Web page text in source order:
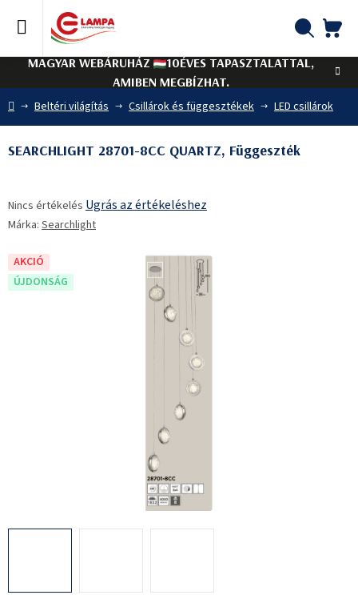
tartalomhoz
MAGYAR WEBÁRUHÁZ
10ÉVES TAPASZTALATTAL,
AMIBEN MEGBÍZHAT.
Kezdőlap
Beltéri világítás Csillárok és függesztékek LED csillárok
SEARCHLIGHT 28701-8CC QUARTZ, Függeszték
termék
átlagos
5-
ből
Nincs értékelés Ugrás az értékeléshez
Márka: Searchlight
AKCIÓ
ÚJDONSÁG